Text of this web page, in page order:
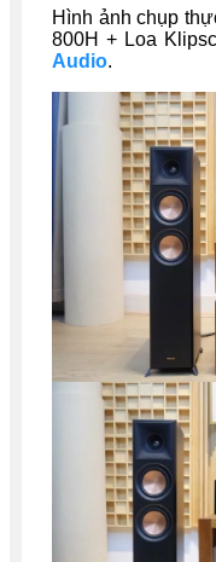
Hình ảnh chụp
800H + Loa
Audio.